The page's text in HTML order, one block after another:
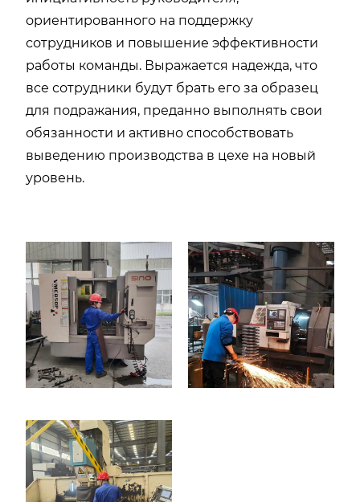
ориентированного на поддержку
сотрудников и повышение эффективности
работы команды. Выражается надежда, что
все сотрудники будут брать его за образец
для подражания, преданно выполнять свои
обязанности и активно способствовать
выведению производства в цехе на новый
уровень.